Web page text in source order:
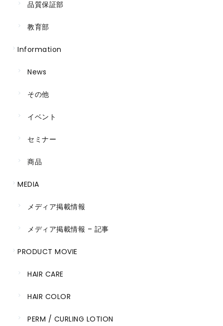
品質保証部
教育部
Information
News
その他
イベント
セミナー
商品
MEDIA
メディア掲載情報
メディア掲載情報 – 記事
PRODUCT MOVIE
HAIR CARE
HAIR COLOR
PERM / CURLING LOTION